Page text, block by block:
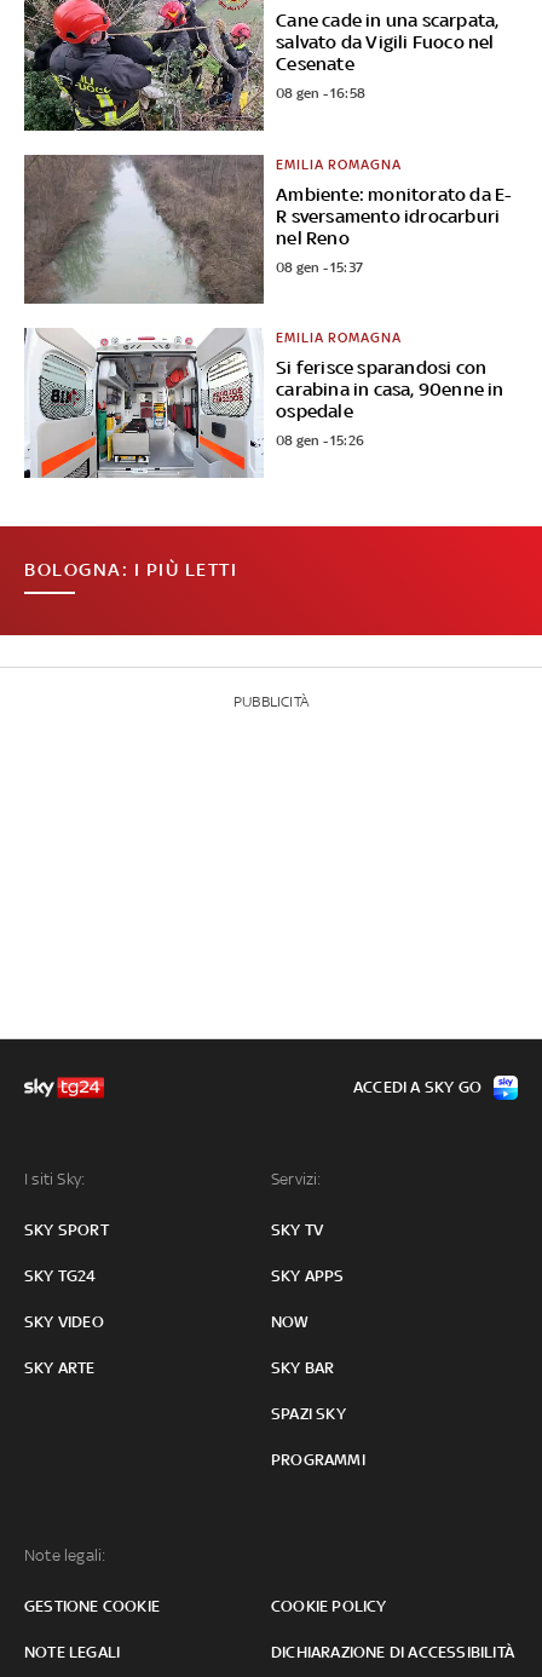
Cane cade in una scarpata,
salvato da Vigili Fuoco nel
Cesenate
08 gen - 16:58
Ambiente: monitorato da E-
R sversamento idrocarburi
nel Reno
EMILIA ROMAGNA
08 gen - 15:37
Si ferisce sparandosi con
carabina in casa, 90enne in
ospedale
EMILIA ROMAGNA
08 gen - 15:26
BOLOGNA: I PIÙ LETTI
PUBBLICITÀ
I siti Sky:
SKY SPORT
SKY TG24
SKY VIDEO
SKY ARTE
Servizi:
SKY TV
SKY APPS
NOW
SKY BAR
SPAZI SKY
PROGRAMMI
Note legali:
GESTIONE COOKIE COOKIE POLICY
NOTE LEGALI DICHIARAZIONE DI ACCESSIBILITÀ
ACCEDI A SKY GO